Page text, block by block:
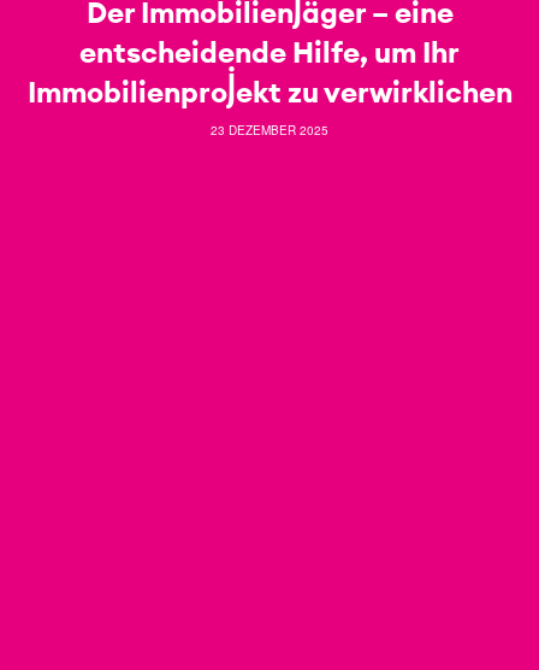
Der Immobilienjäger – eine
entscheidende Hilfe, um Ihr
Immobilienprojekt zu verwirklichen
23 DEZEMBER 2025